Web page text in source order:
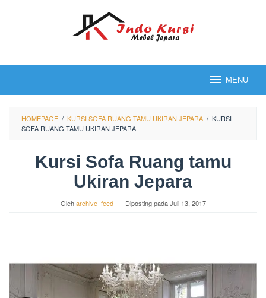
MENU
HOMEPAGE / KURSI SOFA RUANG TAMU UKIRAN JEPARA / KURSI
SOFA RUANG TAMU UKIRAN JEPARA
Kursi Sofa Ruang tamu
Ukiran Jepara
Oleharchive_feed Diposting padaJuli 13, 2017